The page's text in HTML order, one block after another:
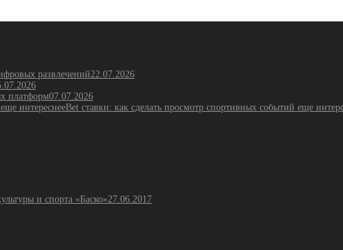
развлечений22.07.2026
платформ07.07.2026
Bet ставки: как сделать просмотр спортивных событий еще
и спорта «Баско»27.06.2017